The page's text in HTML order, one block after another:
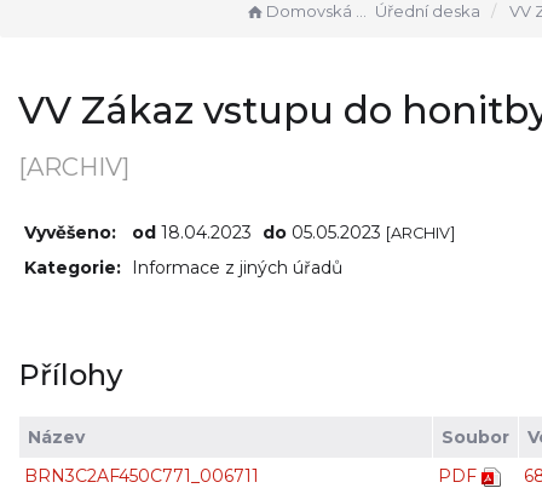
Domovská stránka Úřední deska VV
VV Zákaz vstupu do
[ARCHIV]
Vyvěšeno: od 18.04.2023 do 05.05.2023 [ARCHIV]
Kategorie: Informace z jiných úřadů
Přílohy
Název Soubor
BRN3C2AF450C771_006711
PDF